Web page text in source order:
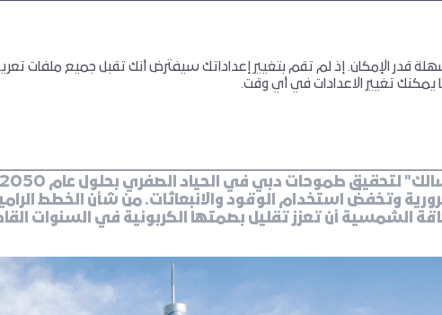
البيئية
وتخفض استخدام الوقود والانبعاثات. من شأن الخطط
الشمسية أن تعزز تقليل بصمتها الكربونية في السنوات
قدر الإمكان. إذ لم تقم بتغيير إعداداتك سيفترض أنك تقبل جميع ملفات